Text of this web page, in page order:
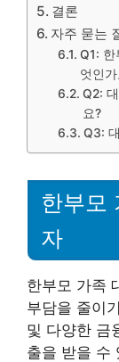
결론
자주 묻는
Q1: 한
엇인
Q2:
요?
Q3:
한부모
자
한부모 가족
부담을 줄이
및 다양한 금
출을 받을 수